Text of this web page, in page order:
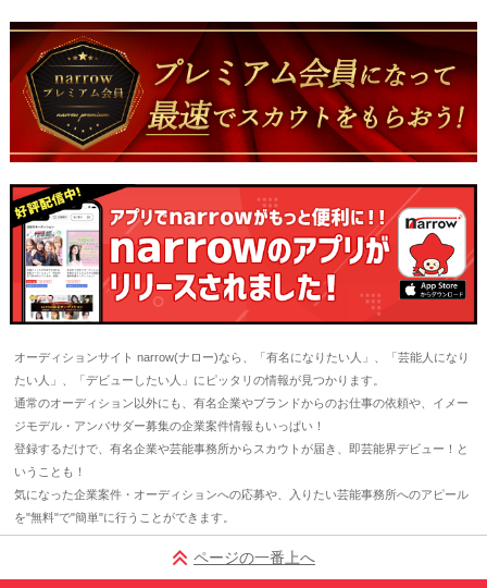
オーディションサイト narrow(ナロー)なら、「有名になりたい人」、「芸能人になり
たい人」、「デビューしたい人」にピッタリの情報が見つかります。
通常のオーディション以外にも、有名企業やブランドからのお仕事の依頼や、イメー
ジモデル・アンバサダー募集の企業案件情報もいっぱい！
登録するだけで、有名企業や芸能事務所からスカウトが届き、即芸能界デビュー！と
いうことも！
気になった企業案件・オーディションへの応募や、入りたい芸能事務所へのアピール
を"無料"で"簡単"に行うことができます。
ページの一番上へ